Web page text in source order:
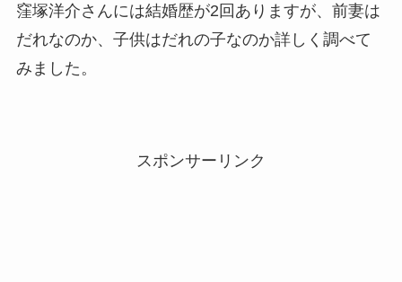
窪塚洋介さんには結婚歴が2回ありますが、前妻は
だれなのか、子供はだれの子なのか詳しく調べて
みました。
スポンサーリンク